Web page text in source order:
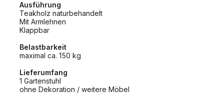
Ausführung
Teakholz naturbehandelt
Mit Armlehnen
Klappbar
Belastbarkeit
maximal ca. 150 kg
Lieferumfang
1 Gartenstuhl
ohne Dekoration / weitere Möbel